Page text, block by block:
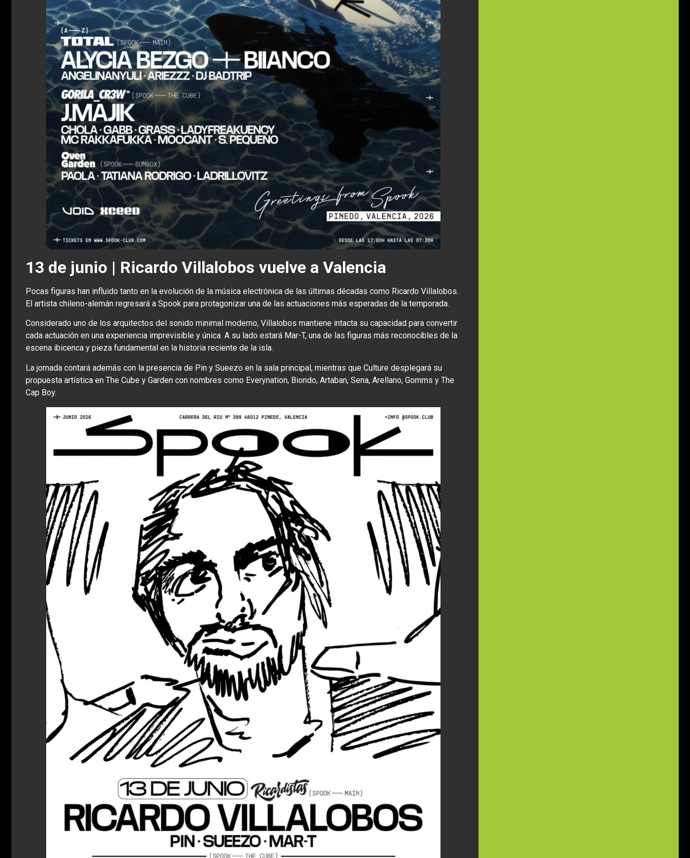
13 de junio | Ricardo Villalobos vuelve a Valencia
Pocas figuras han influido tanto en la evolución de la música electrónica de las últimas décadas como Ricardo Villalobos.
El artista chileno-alemán regresará a Spook para protagonizar una de las actuaciones más esperadas de la temporada.
Considerado uno de los arquitectos del sonido minimal moderno, Villalobos mantiene intacta su capacidad para convertir
cada actuación en una experiencia imprevisible y única. A su lado estará Mar-T, una de las figuras más reconocibles de la
escena ibicenca y pieza fundamental en la historia reciente de la isla.
La jornada contará además con la presencia de Pin y Sueezo en la sala principal, mientras que Culture desplegará su
propuesta artística en The Cube y Garden con nombres como Everynation, Biondo, Artaban, Sena, Arellano, Gomms y The
Cap Boy.